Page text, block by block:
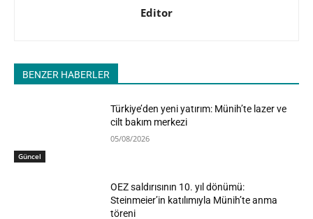
Editor
BENZER HABERLER
Güncel
Türkiye’den yeni yatırım: Münih’te lazer ve
cilt bakım merkezi
05/08/2026
OEZ saldırısının 10. yıl dönümü:
Steinmeier’in katılımıyla Münih’te anma
töreni